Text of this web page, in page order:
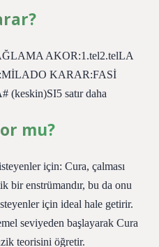
AKOR:1.tel2.telLA
KARAR:FASİ
satır daha
mu?
için: Cura, çalması
bir enstrümandır, bu da onu
için ideal hale getirir.
seviyeden başlayarak Cura
teorisini öğretir.